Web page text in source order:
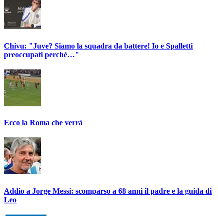
Chivu: "Juve? Siamo la squadra da battere! Io e Spalletti
preoccupati perché…"
Ecco la Roma che verrà
Addio a Jorge Messi: scomparso a 68 anni il padre e la guida di
Leo